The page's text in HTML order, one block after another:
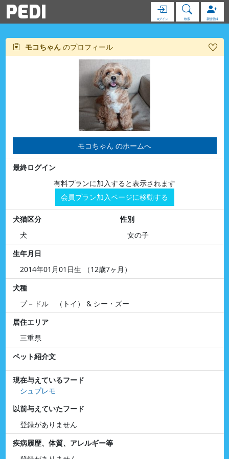
PEDI ログイン 検索 新規登録
モコちゃん のプロフィール
モコちゃん のホームへ
最終ログイン
有料プランに加入すると表示されます
会員プラン加入ページに移動する
犬猫区分
犬
性別
女の子
生年月日
2014年01月01日生 （12歳7ヶ月）
犬種
プ－ドル （トイ） & シー・ズー
居住エリア
三重県
ペット紹介文
現在与えているフード
シュプレモ
以前与えていたフード
登録がありません
疾病履歴、体質、アレルギー等